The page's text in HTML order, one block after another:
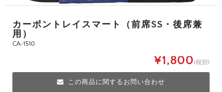
カーボントレイスマート（前席SS・後席兼
用）
CA-1510
¥1,800(税別)
この商品に関するお問い合わせ